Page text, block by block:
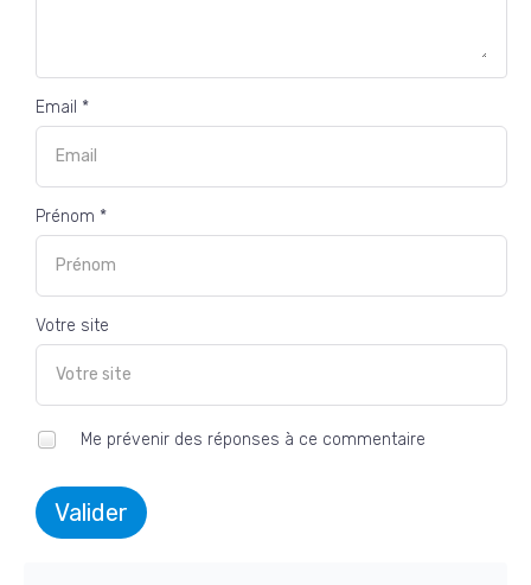
Email *
Prénom *
Votre site
Me prévenir des réponses à ce commentaire
Valider